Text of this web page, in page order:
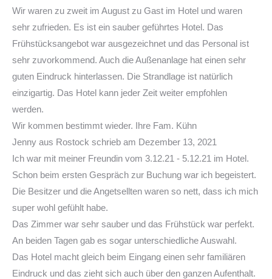
Wir waren zu zweit im August zu Gast im Hotel und waren
sehr zufrieden. Es ist ein sauber geführtes Hotel. Das
Frühstücksangebot war ausgezeichnet und das Personal ist
sehr zuvorkommend. Auch die Außenanlage hat einen sehr
guten Eindruck hinterlassen. Die Strandlage ist natürlich
einzigartig. Das Hotel kann jeder Zeit weiter empfohlen
werden.
Wir kommen bestimmt wieder. Ihre Fam. Kühn
Jenny aus Rostock schrieb am Dezember 13, 2021
Ich war mit meiner Freundin vom 3.12.21 - 5.12.21 im Hotel.
Schon beim ersten Gespräch zur Buchung war ich begeistert.
Die Besitzer und die Angetsellten waren so nett, dass ich mich
super wohl gefühlt habe.
Das Zimmer war sehr sauber und das Frühstück war perfekt.
An beiden Tagen gab es sogar unterschiedliche Auswahl.
Das Hotel macht gleich beim Eingang einen sehr familiären
Eindruck und das zieht sich auch über den ganzen Aufenthalt.